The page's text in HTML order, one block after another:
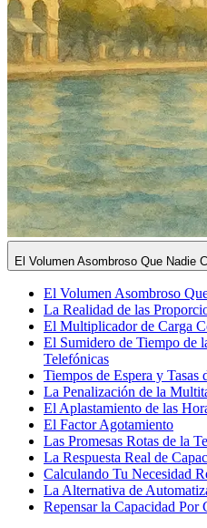
El Volumen Asombroso Que Nadie
El Volumen Asombroso
La Realidad de las
El Multiplicador de Carga
El Sumidero de Tiempo de
Telefónicas
Tiempos de Espera y Tasas
La Penalización de la
El Aplastamiento de las
El Factor Agotamiento
Las Promesas Rotas de la
La Respuesta Real de
Calculando Tu Necesidad
La Alternativa de
Repensar la Capacidad Por